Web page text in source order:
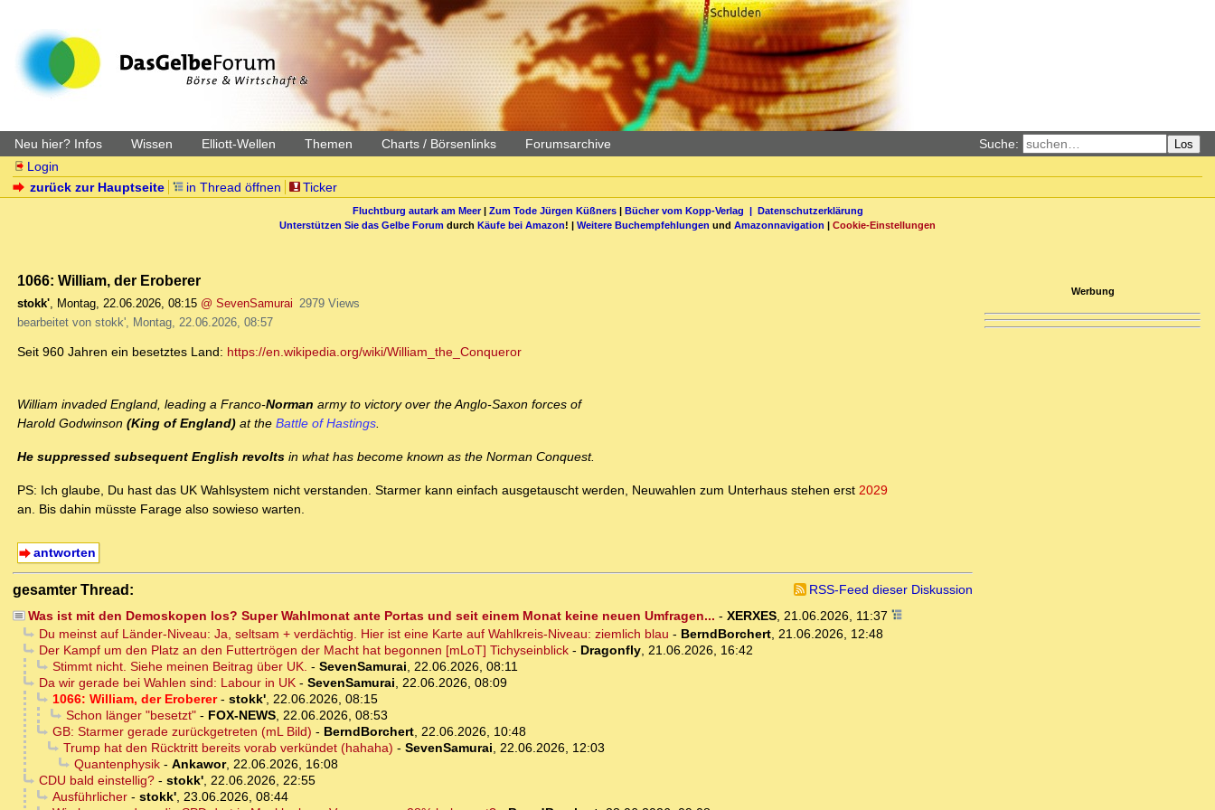
Neu hier? Infos Wissen Elliott-Wellen Themen Charts / Börsenlinks Forumsarchive Suche: Los
Login
zurück zur Hauptseite
in Thread öffnen Ticker
Fluchtburg autark am Meer| Zum Tode Jürgen Küßners| Bücher vom Kopp-Verlag | Datenschutzerklärung
Unterstützen Sie das Gelbe Forum durch Käufe bei Amazon! | Weitere Buchempfehlungen und Amazonnavigation | Cookie-Einstellungen
1066: William, der Eroberer
stokk', Montag, 22.06.2026, 08:15 @ SevenSamurai 2979 Views
bearbeitet von stokk', Montag, 22.06.2026, 08:57
Seit 960 Jahren ein besetztes Land: https://en.wikipedia.org/wiki/William_the_Conqueror
William invaded England, leading a Franco-Norman army to victory over the Anglo-Saxon forces of
Harold Godwinson (King of England) at the Battle of Hastings.
He suppressed subsequent English revolts in what has become known as the Norman Conquest.
PS: Ich glaube, Du hast das UK Wahlsystem nicht verstanden. Starmer kann einfach ausgetauscht werden, Neuwahlen zum Unterhaus stehen erst 2029
an. Bis dahin müsste Farage also sowieso warten.
antworten
gesamter Thread:
RSS-Feed dieser Diskussion
Was ist mit den Demoskopen los? Super Wahlmonat ante Portas und seit einem Monat keine neuen Umfragen... - XERXES, 21.06.2026, 11:37
Du meinst auf Länder-Niveau: Ja, seltsam + verdächtig. Hier ist eine Karte auf Wahlkreis-Niveau: ziemlich blau - BerndBorchert, 21.06.2026, 12:48
Der Kampf um den Platz an den Futtertrögen der Macht hat begonnen [mLoT] Tichyseinblick- Dragonfly, 21.06.2026, 16:42
Stimmt nicht. Siehe meinen Beitrag über UK. - SevenSamurai, 22.06.2026, 08:11
Da wir gerade bei Wahlen sind: Labour in UK- SevenSamurai, 22.06.2026, 08:09
1066: William, der Eroberer- stokk', 22.06.2026, 08:15
Schon länger "besetzt"- FOX-NEWS, 22.06.2026, 08:53
GB: Starmer gerade zurückgetreten (mL Bild) - BerndBorchert, 22.06.2026, 10:48
Trump hat den Rücktritt bereits vorab verkündet (hahaha) - SevenSamurai, 22.06.2026, 12:03
Quantenphysik- Ankawor, 22.06.2026, 16:08
CDU bald einstellig?- stokk', 22.06.2026, 22:55
Ausführlicher- stokk', 23.06.2026, 08:44
Werbung